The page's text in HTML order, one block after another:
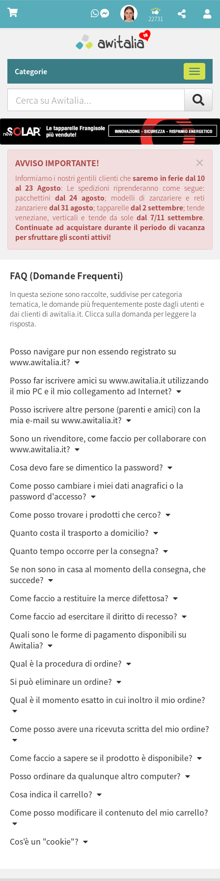
22731
Categorie
Toggle
Awitalia
×
AVVISO IMPORTANTE!
Informiamo i nostri gentili clienti chesaremo in ferie dal 10
al 23 Agosto: Le spedizioni riprenderanno come segue:
pacchettini dal 24 agosto; modelli di zanzariere e reti
zanzariere dal 31 agosto; tapparelle dal 2 settembre; tende
veneziane, verticali e tende da sole dal 7/11 settembre.
Continuate ad acquistare durante il periodo di vacanza
per sfruttare gli sconti attivi!
FAQ (Domande Frequenti)
In questa sezione sono raccolte, suddivise per categoria
tematica, le domande più frequentemente poste dagli utenti e
dai clienti di awitalia.it. Clicca sulla domanda per leggere la
risposta.
Posso navigare pur non essendo registrato su
www.awitalia.it?
Posso far iscrivere amici su www.awitalia.it utilizzando
il mio PC e il mio collegamento ad Internet?
Posso iscrivere altre persone (parenti e amici) con la
mia e-mail su www.awitalia.it?
Sono un rivenditore, come faccio per collaborare con
www.awitalia.it?
Cosa devo fare se dimentico la password?
Come posso cambiare i miei dati anagrafici o la
password d'accesso?
Come posso trovare i prodotti che cerco?
Quanto costa il trasporto a domicilio?
Quanto tempo occorre per la consegna?
Se non sono in casa al momento della consegna, che
succede?
Come faccio a restituire la merce difettosa?
Come faccio ad esercitare il diritto di recesso?
Quali sono le forme di pagamento disponibili su
Awitalia?
Qual è la procedura di ordine?
Si può eliminare un ordine?
Qual è il momento esatto in cui inoltro il mio ordine?
Come posso avere una ricevuta scritta del mio ordine?
Come faccio a sapere se il prodotto è disponibile?
Posso ordinare da qualunque altro computer?
Cosa indica il carrello?
Come posso modificare il contenuto del mio carrello?
Cos'è un "cookie"?